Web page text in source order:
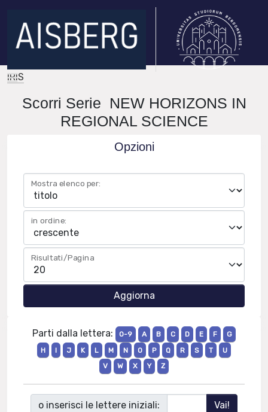
IRIS
Scorri Serie NEW HORIZONS IN
REGIONAL SCIENCE
Opzioni
Mostra elenco per:
in ordine:
Risultati/Pagina
Parti dalla lettera: 0-9 A B C D E F
G
H
I J K L M N O P Q R S T
U
V
W X Y Z
o inserisci le lettere iniziali: